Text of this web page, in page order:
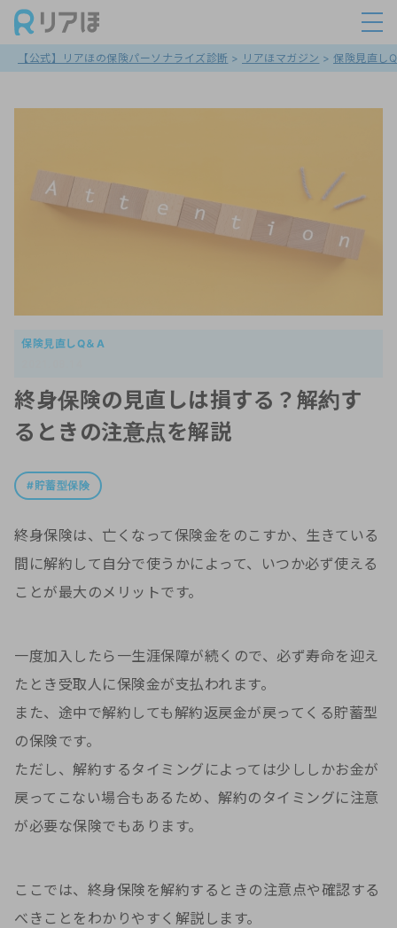
【公式】リアほの保険パーソナライズ診断 > リアほマガジン > 保険見直し
保険見直しQ＆A
終身保険の見直しは損する？解約す
るときの注意点を解説
貯蓄型保険
終身保険は、亡くなって保険金をのこすか、生きている
間に解約して自分で使うかによって、いつか必ず使える
ことが最大のメリットです。
一度加入したら一生涯保障が続くので、必ず寿命を迎え
たとき受取人に保険金が支払われます。
また、途中で解約しても解約返戻金が戻ってくる貯蓄型
の保険です。
ただし、解約するタイミングによっては少ししかお金が
戻ってこない場合もあるため、解約のタイミングに注意
が必要な保険でもあります。
ここでは、終身保険を解約するときの注意点や確認する
べきことをわかりやすく解説します。